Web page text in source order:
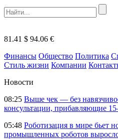
81.41 $ 94.06 €
Финансы Общество Политика
Стиль жизни Компании
Новости
08:25 Выше чек — без
консультации, прибавляющие
05:48 Роботизация в мире бьет
промышленных роботов